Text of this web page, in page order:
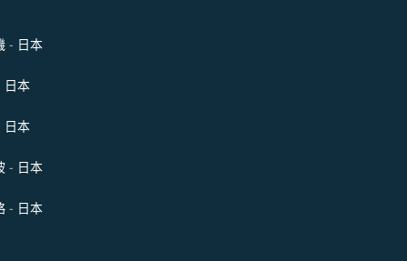
- 日本
日本
日本
- 日本
- 日本